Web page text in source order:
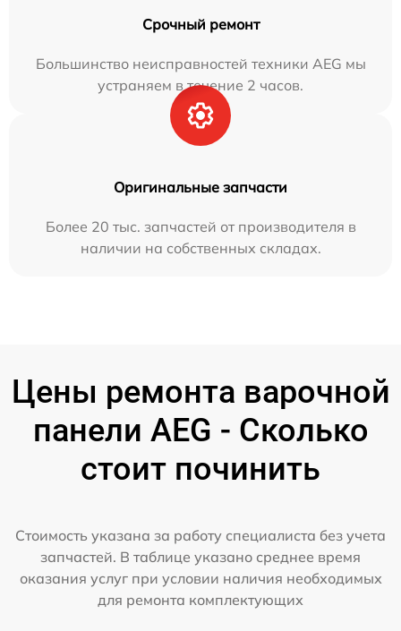
Срочный ремонт
Большинство неисправностей техники AEG мы
устраняем в течение 2 часов.
Оригинальные запчасти
Более 20 тыс. запчастей от производителя в
наличии на собственных складах.
Цены ремонта варочной
панели AEG - Сколько
стоит починить
Стоимость указана за работу специалиста без учета
запчастей. В таблице указано среднее время
оказания услуг при условии наличия необходимых
для ремонта комплектующих